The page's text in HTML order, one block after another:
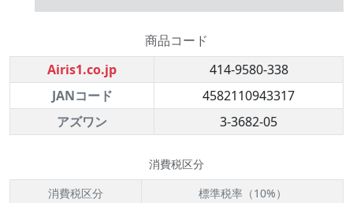
商品コード
Airis1.co.jp
414-9580-338
JANコード
4582110943317
アズワン
3-3682-05
消費税区分
消費税区分
標準税率（10%）